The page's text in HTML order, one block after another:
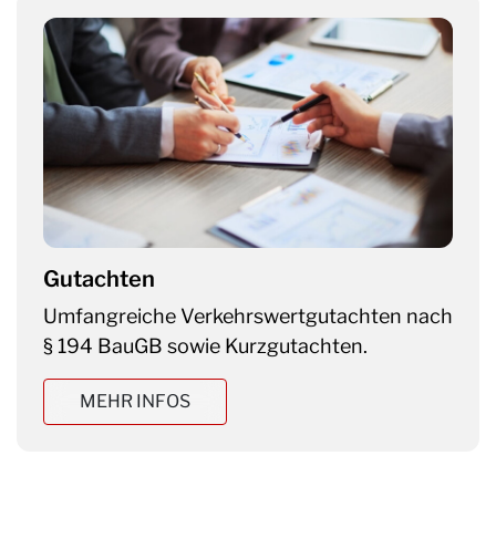
Gutachten
Umfangreiche Verkehrswertgutachten nach
§ 194 BauGB sowie Kurzgutachten.
MEHR INFOS